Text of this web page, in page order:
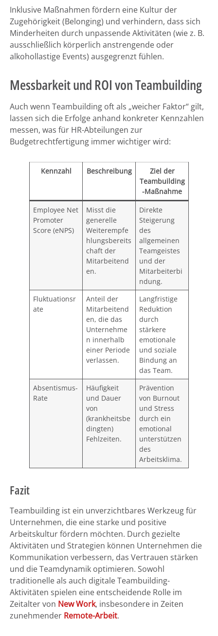
Inklusive Maßnahmen fördern eine Kultur der
Zugehörigkeit (Belonging) und verhindern, dass sich
Minderheiten durch unpassende Aktivitäten (wie z. B.
ausschließlich körperlich anstrengende oder
alkohollastige Events) ausgegrenzt fühlen.
Messbarkeit und ROI von Teambuilding
Auch wenn Teambuilding oft als „weicher Faktor“ gilt,
lassen sich die Erfolge anhand konkreter Kennzahlen
messen, was für HR-Abteilungen zur
Budgetrechtfertigung immer wichtiger wird:
Kennzahl Beschreibung
Ziel der
Teambuilding
-Maßnahme
Employee Net
Promoter
Score (eNPS)
Misst die
generelle
Weiterempfe
hlungsbereits
chaft der
Mitarbeitend
en.
Direkte
Steigerung
des
allgemeinen
Teamgeistes
und der
Mitarbeiterbi
ndung.
Fluktuationsr
ate
Anteil der
Mitarbeitend
en, die das
Unternehme
n innerhalb
einer Periode
verlassen.
Langfristige
Reduktion
durch
stärkere
emotionale
und soziale
Bindung an
das Team.
Absentismus-
Rate
Häufigkeit
und Dauer
von
(krankheitsbe
dingten)
Fehlzeiten.
Prävention
von Burnout
und Stress
durch ein
emotional
unterstützen
des
Arbeitsklima.
Fazit
Teambuilding ist ein unverzichtbares Werkzeug für
Unternehmen, die eine starke und positive
Arbeitskultur fördern möchten. Durch gezielte
Aktivitäten und Strategien können Unternehmen die
Kommunikation verbessern, das Vertrauen stärken
und die Teamdynamik optimieren. Sowohl
traditionelle als auch digitale Teambuilding-
Aktivitäten spielen eine entscheidende Rolle im
Zeitalter von New Work, insbesondere in Zeiten
zunehmender Remote-Arbeit.